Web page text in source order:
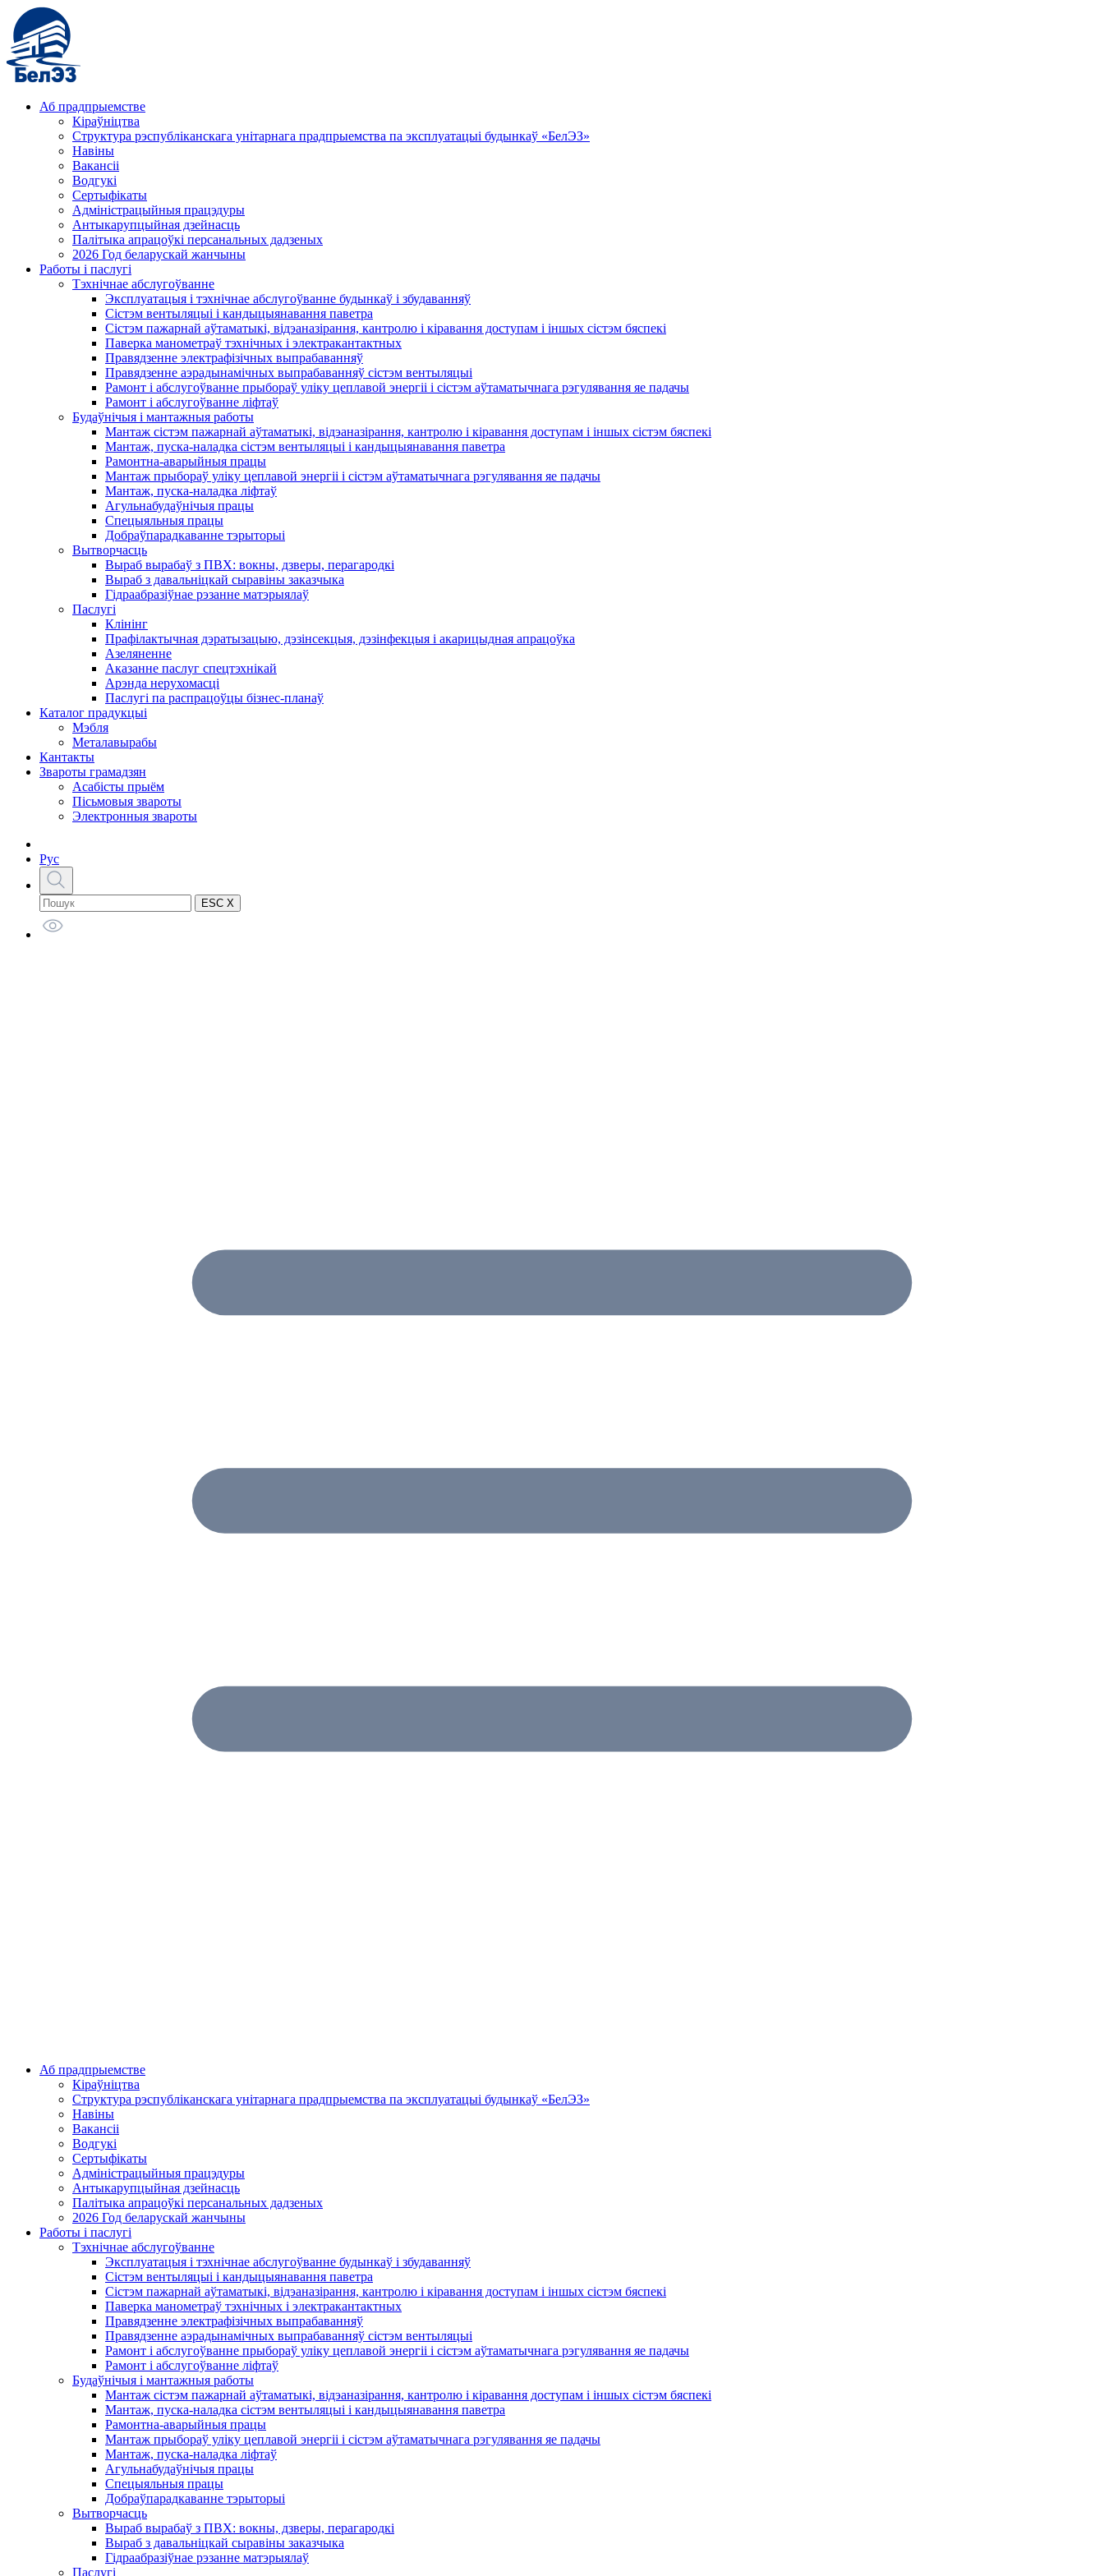
Аб прадпрыемстве
Кіраўніцтва
Структура рэспубліканскага унітарнага прадпрыемства па эксплуатацыі будынкаў «БелЭЗ»
Навіны
Вакансіі
Водгукі
Сертыфікаты
Адміністрацыйныя працэдуры
Антыкарупцыйная дзейнасць
Палітыка апрацоўкі персанальных дадзеных
2026 Год беларускай жанчыны
Работы і паслугі
Тэхнічнае абслугоўванне
Эксплуатацыя і тэхнічнае абслугоўванне будынкаў і збудаванняў
Сістэм вентыляцыі і кандыцыянавання паветра
Сістэм пажарнай аўтаматыкі, відэаназірання, кантролю і кіравання доступам і іншых сістэм бяспекі
Паверка манометраў тэхнічных і электракантактных
Правядзенне электрафізічных выпрабаванняў
Правядзенне аэрадынамічных выпрабаванняў сістэм вентыляцыі
Рамонт і абслугоўванне прыбораў уліку цеплавой энергіі і сістэм аўтаматычнага рэгулявання яе падачы
Рамонт і абслугоўванне ліфтаў
Будаўнічыя і мантажныя работы
Мантаж сістэм пажарнай аўтаматыкі, відэаназірання, кантролю і кіравання доступам і іншых сістэм бяспекі
Мантаж, пуска-наладка сістэм вентыляцыі і кандыцыянавання паветра
Рамонтна-аварыйныя працы
Мантаж прыбораў уліку цеплавой энергіі і сістэм аўтаматычнага рэгулявання яе падачы
Мантаж, пуска-наладка ліфтаў
Агульнабудаўнічыя працы
Спецыяльныя працы
Добраўпарадкаванне тэрыторыі
Вытворчасць
Выраб вырабаў з ПВХ: вокны, дзверы, перагародкі
Выраб з давальніцкай сыравіны заказчыка
Гідраабразіўнае рэзанне матэрыялаў
Паслугі
Клінінг
Прафілактычная дэратызацыю, дэзiнсекцыя, дэзінфекцыя і акарицыдная апрацоўка
Азеляненне
Аказанне паслуг спецтэхнікай
Арэнда нерухомасці
Паслугі па распрацоўцы бізнес-планаў
Каталог прадукцыі
Мэбля
Металавырабы
Кантакты
Звароты грамадзян
Асабісты прыём
Пісьмовыя звароты
Электронныя звароты
Рус
ESC X
Аб прадпрыемстве
Кіраўніцтва
Структура рэспубліканскага унітарнага прадпрыемства па эксплуатацыі будынкаў «БелЭЗ»
Навіны
Вакансіі
Водгукі
Сертыфікаты
Адміністрацыйныя працэдуры
Антыкарупцыйная дзейнасць
Палітыка апрацоўкі персанальных дадзеных
2026 Год беларускай жанчыны
Работы і паслугі
Тэхнічнае абслугоўванне
Эксплуатацыя і тэхнічнае абслугоўванне будынкаў і збудаванняў
Сістэм вентыляцыі і кандыцыянавання паветра
Сістэм пажарнай аўтаматыкі, відэаназірання, кантролю і кіравання доступам і іншых сістэм бяспекі
Паверка манометраў тэхнічных і электракантактных
Правядзенне электрафізічных выпрабаванняў
Правядзенне аэрадынамічных выпрабаванняў сістэм вентыляцыі
Рамонт і абслугоўванне прыбораў уліку цеплавой энергіі і сістэм аўтаматычнага рэгулявання яе падачы
Рамонт і абслугоўванне ліфтаў
Будаўнічыя і мантажныя работы
Мантаж сістэм пажарнай аўтаматыкі, відэаназірання, кантролю і кіравання доступам і іншых сістэм бяспекі
Мантаж, пуска-наладка сістэм вентыляцыі і кандыцыянавання паветра
Рамонтна-аварыйныя працы
Мантаж прыбораў уліку цеплавой энергіі і сістэм аўтаматычнага рэгулявання яе падачы
Мантаж, пуска-наладка ліфтаў
Агульнабудаўнічыя працы
Спецыяльныя працы
Добраўпарадкаванне тэрыторыі
Вытворчасць
Выраб вырабаў з ПВХ: вокны, дзверы, перагародкі
Выраб з давальніцкай сыравіны заказчыка
Гідраабразіўнае рэзанне матэрыялаў
Паслугі